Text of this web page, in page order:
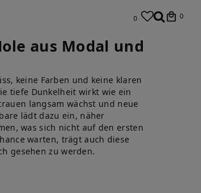
0 0
aus Modal und
keine Farben und keine klaren
tiefe Dunkelheit wirkt wie ein
langsam wächst und neue
lädt dazu ein, näher
was sich nicht auf den ersten
warten, trägt auch diese
gesehen zu werden.